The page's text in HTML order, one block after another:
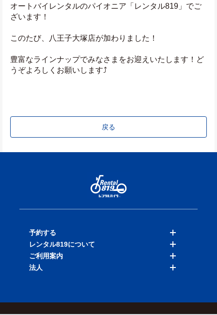
オートバイレンタルのパイオニア「レンタル819」でご
ざいます！
このたび、八王子大塚店が加わりました！
豊富なラインナップでみなさまをお迎えいたします！ど
うぞよろしくお願いします⤴
戻る
予約する
バイクを探す
店舗を探す
レンタル819について
料金表
ご利用案内
法人